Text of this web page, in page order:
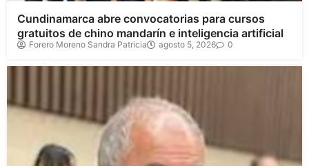
Cundinamarca abre convocatorias para cursos
gratuitos de chino mandarín e inteligencia artificial
Forero Moreno Sandra Patricia agosto 5, 2026 0